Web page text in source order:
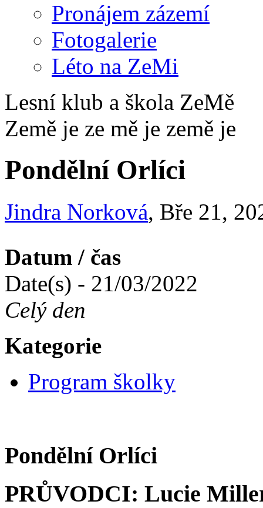
Pronájem zázemí
Fotogalerie
Léto na ZeMi
Lesní klub a škola ZeMě
Země je ze mě je země je
Pondělní Orlíci
Jindra Norková, Bře 21,
Datum / čas
Date(s) - 21/03/2022
Celý den
Kategorie
Program školky
Pondělní Orlíci
PRŮVODCI: Lucie